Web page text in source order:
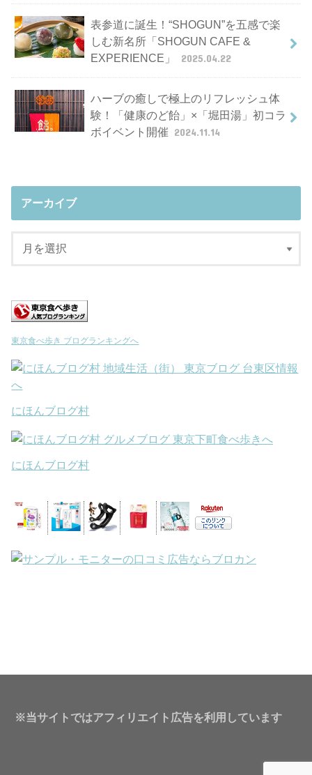
表参道に誕生！“SHOGUN”を五感で楽
しむ新名所「SHOGUN CAFE &
EXPERIENCE」
2025.04.22
ハーブの癒しで極上のリフレッシュ体
験！「健康のど飴」×「堀田湯」初コラ
ボイベント開催 2024.11.14
アーカイブ
東京食べ歩き ブログランキングへ
にほんブログ村
にほんブログ村
※当サイトではアフィリエイト広告を利用しています